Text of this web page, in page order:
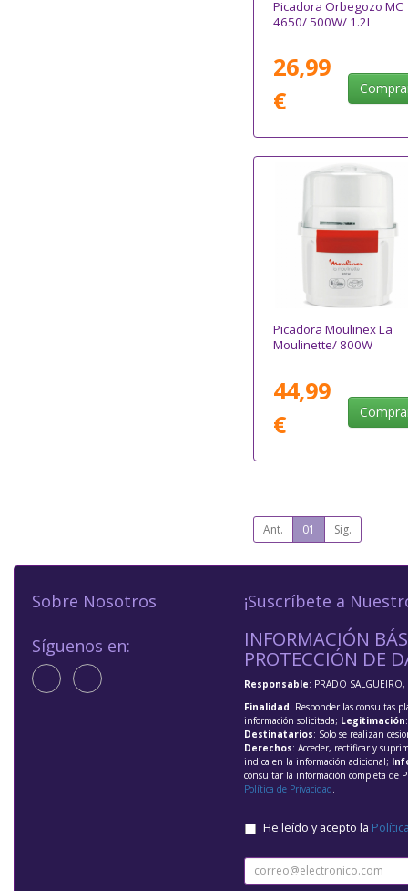
Picadora Orbegozo MC
4650/ 500W/ 1.2L
26,99
€
Picadora Moulinex La
Moulinette/ 800W
44,99
€
Ant. 01 Sig.
Sobre Nosotros
Síguenos en:
¡Suscríbete a
INFORMACIÓN
PROTECCIÓN DE
Responsable: PRADO SALGUEIRO,
Finalidad: Responder las consultas
información solicitada; Legitimación
Destinatarios: Solo se realizan
Derechos: Acceder, rectificar y
indica en la información adicional;
consultar la información completa de
Política de Privacidad
He leído y acepto la